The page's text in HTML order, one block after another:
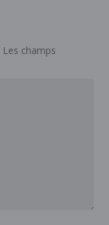
Les champs